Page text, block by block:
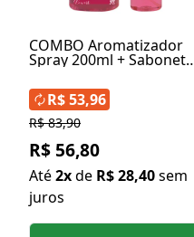
COMBO Aromatizador
Spray 200ml + Sabonete
Poesia
R$ 83,90
R$ 56,80
Até2xde R$ 28,40sem
juros
R$ 53,96